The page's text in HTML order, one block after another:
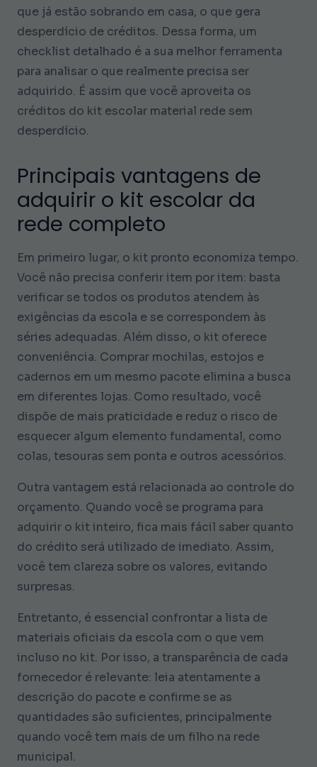
que já estão sobrando em casa, o que gera
desperdício de créditos. Dessa forma, um
checklist detalhado é a sua melhor ferramenta
para analisar o que realmente precisa ser
adquirido. É assim que você aproveita os
créditos do kit escolar material rede sem
desperdício.
Principais vantagens de
adquirir o kit escolar da
rede completo
Em primeiro lugar, o kit pronto economiza tempo.
Você não precisa conferir item por item: basta
verificar se todos os produtos atendem às
exigências da escola e se correspondem às
séries adequadas. Além disso, o kit oferece
conveniência. Comprar mochilas, estojos e
cadernos em um mesmo pacote elimina a busca
em diferentes lojas. Como resultado, você
dispõe de mais praticidade e reduz o risco de
esquecer algum elemento fundamental, como
colas, tesouras sem ponta e outros acessórios.
Outra vantagem está relacionada ao controle do
orçamento. Quando você se programa para
adquirir o kit inteiro, fica mais fácil saber quanto
do crédito será utilizado de imediato. Assim,
você tem clareza sobre os valores, evitando
surpresas.
Entretanto, é essencial confrontar a lista de
materiais oficiais da escola com o que vem
incluso no kit. Por isso, a transparência de cada
fornecedor é relevante: leia atentamente a
descrição do pacote e confirme se as
quantidades são suficientes, principalmente
quando você tem mais de um filho na rede
municipal.